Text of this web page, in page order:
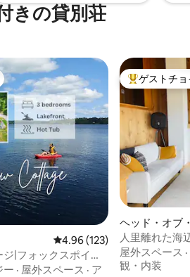
きの貸別荘
平均評価
イスです。
レビュー123件、5つ星中
4.96 (123)
|フォックスポイン
/カヤック
ー · 屋外スペース · ア
大好評のゲ
ゲストチョ
ヘッド・オブ
ックの一軒家
人里離れた海
呂とサウナ！
屋外スペース ·
観・内装